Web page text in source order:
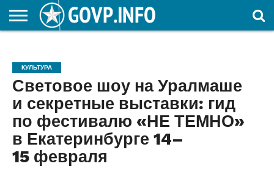
ОБРАЗОВАНИЕ
КУЛЬТУРА
Световое шоу на Уралмаше
и секретные выставки: гид
по фестивалю «НЕ ТЕМНО»
в Екатеринбурге 14–
15 февраля